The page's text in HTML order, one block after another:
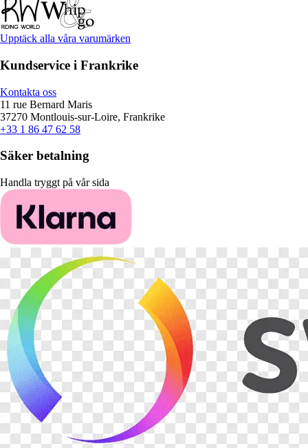
Upptäck alla våra varumärken
Kundservice i Frankrike
Kontakta oss
11 rue Bernard Maris
37270 Montlouis-sur-Loire, Frankrike
+33 1 86 47 62 58
Säker betalning
Handla tryggt på vår sida